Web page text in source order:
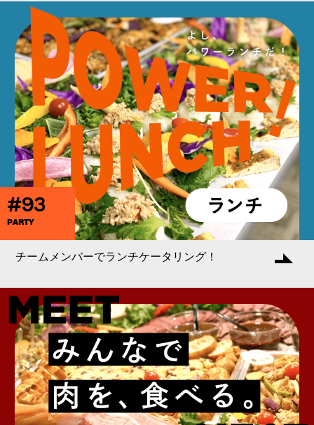
#93
PARTY
チームメンバーでランチケータリング！